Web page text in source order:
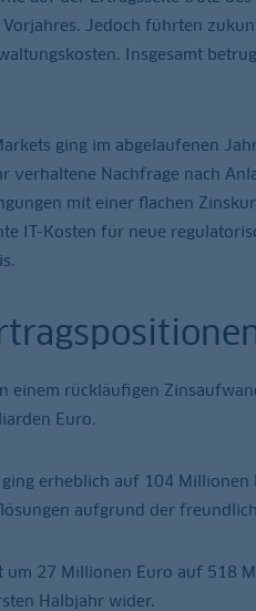
Jedoch führten
Insgesamt
ging im abgelaufenen
verhaltene Nachfrage nach
mit einer flachen
IT-Kosten für neue
einem rückläufigen
Euro.
erheblich auf 104
aufgrund der
um 27 Millionen Euro auf 518
Halbjahr wider.